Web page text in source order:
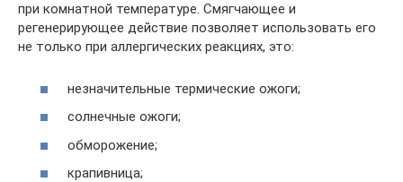
при комнатной температуре. Смягчающее и
регенерирующее действие позволяет использовать его
не только при аллергических реакциях, это:
незначительные термические ожоги;
солнечные ожоги;
обморожение;
крапивница;